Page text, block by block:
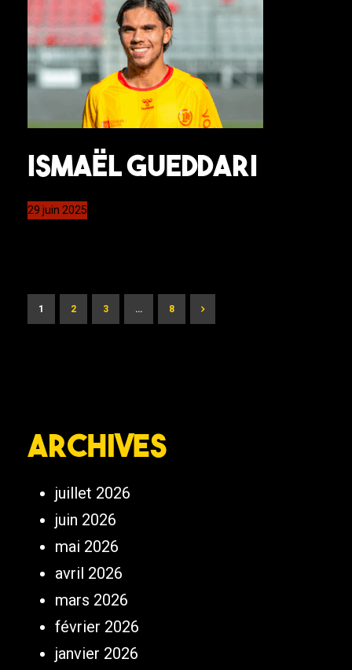
Ismaël Gueddari
29 juin 2025
1 2 3 … 8
Archives
juillet 2026
juin 2026
mai 2026
avril 2026
mars 2026
février 2026
janvier 2026